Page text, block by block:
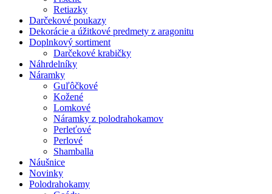
Retiazky
Darčekové poukazy
Dekorácie a úžitkové predmety z aragonitu
Doplnkový sortiment
Darčekové krabičky
Náhrdelníky
Náramky
Guľôčkové
Kožené
Lomkové
Náramky z polodrahokamov
Perleťové
Perlové
Shamballa
Náušnice
Novinky
Polodrahokamy